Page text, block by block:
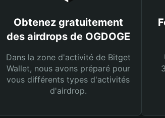
Obtenez gratuitement
des airdrops de OGDOGE
Dans la zone d'activité de Bitget
Wallet, nous avons préparé pour
vous différents types d'activités
d'airdrop.